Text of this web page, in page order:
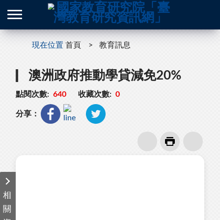
現在位置 首頁 教育訊息
澳洲政府推動學貸減免20%
點閱次數: 640 收藏次數: 0
分享：
相
關